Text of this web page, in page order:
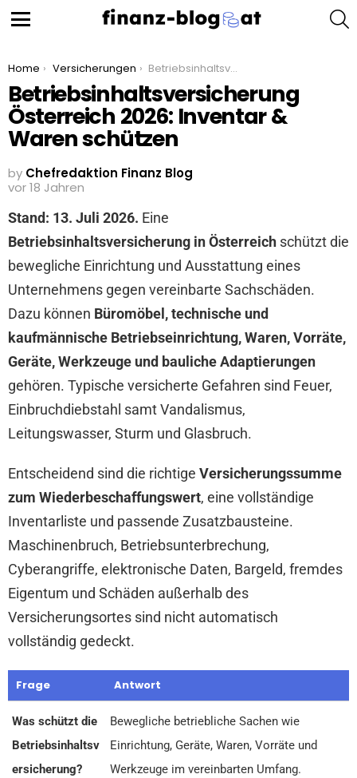
You are here:
Home Versicherungen Betriebsinhaltsversicherung Österreich 2026: Inventar & Waren schützen
Betriebsinhaltsversicherung
Österreich 2026: Inventar &
Waren schützen
by Chefredaktion Finanz Blog
vor 18 Jahren
Stand: 13. Juli 2026. Eine
Betriebsinhaltsversicherung in Österreich schützt die
bewegliche Einrichtung und Ausstattung eines
Unternehmens gegen vereinbarte Sachschäden.
Dazu können Büromöbel, technische und
kaufmännische Betriebseinrichtung, Waren, Vorräte,
Geräte, Werkzeuge und bauliche Adaptierungen
gehören. Typische versicherte Gefahren sind Feuer,
Einbruchdiebstahl samt Vandalismus,
Leitungswasser, Sturm und Glasbruch.
Entscheidend sind die richtige Versicherungssumme
zum Wiederbeschaffungswert, eine vollständige
Inventarliste und passende Zusatzbausteine.
Maschinenbruch, Betriebsunterbrechung,
Cyberangriffe, elektronische Daten, Bargeld, fremdes
Eigentum und Schäden außerhalb des
Versicherungsortes sind nicht automatisch
vollständig gedeckt.
Frage Antwort
Was schützt die
Betriebsinhaltsv
ersicherung?
Bewegliche betriebliche Sachen wie
Einrichtung, Geräte, Waren, Vorräte und
Werkzeuge im vereinbarten Umfang.